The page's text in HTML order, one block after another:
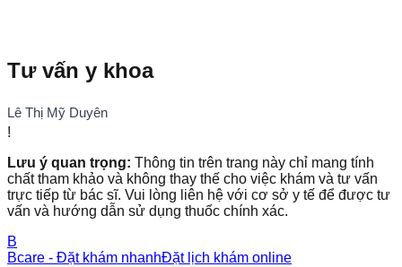
Tư vấn y khoa
Lê Thị Mỹ Duyên
!
Lưu ý quan trọng: Thông tin trên trang này chỉ mang tính
chất tham khảo và không thay thế cho việc khám và tư vấn
trực tiếp từ bác sĩ. Vui lòng liên hệ với cơ sở y tế để được tư
vấn và hướng dẫn sử dụng thuốc chính xác.
B
Bcare - Đặt khám nhanhĐặt lịch khám online